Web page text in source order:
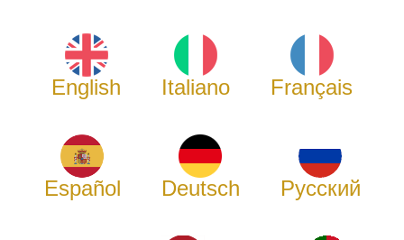
English Italiano Français
Español Deutsch Русский